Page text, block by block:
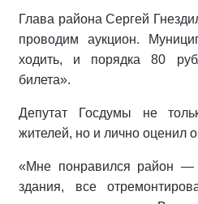
Глава района Сергей
проводим аукцион.
ходить, и порядка 80
билета».
Депутат Госдумы не
жителей, но и лично оценил
«Мне понравился район —
здания, все